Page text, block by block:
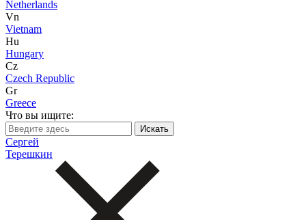
Netherlands
Vn
Vietnam
Hu
Hungary
Cz
Czech Republic
Gr
Greece
Что вы ищите:
Сергей
Терешкин